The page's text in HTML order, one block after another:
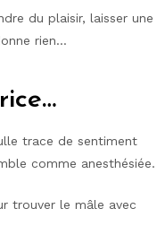
du plaisir, laisser une
rien…
trace de sentiment
comme anesthésiée.
trouver le mâle avec